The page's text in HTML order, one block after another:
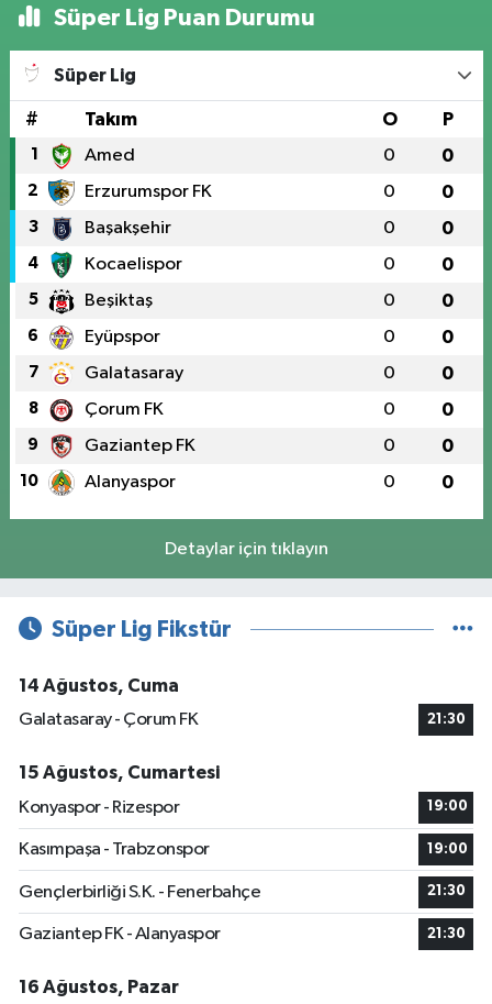
Süper Lig Puan Durumu
Süper Lig
# Takım O P
1 Amed 0 0
2 Erzurumspor FK 0 0
3 Başakşehir 0 0
4 Kocaelispor 0 0
5 Beşiktaş 0 0
6 Eyüpspor 0 0
7 Galatasaray 0 0
8 Çorum FK 0 0
9 Gaziantep FK 0 0
10 Alanyaspor 0 0
Detaylar için tıklayın
Süper Lig Fikstür
14 Ağustos, Cuma
Galatasaray - Çorum FK
21:30
15 Ağustos, Cumartesi
Konyaspor - Rizespor
19:00
Kasımpaşa - Trabzonspor 19:00
Gençlerbirliği S.K. - Fenerbahçe 21:30
Gaziantep FK - Alanyaspor 21:30
16 Ağustos, Pazar